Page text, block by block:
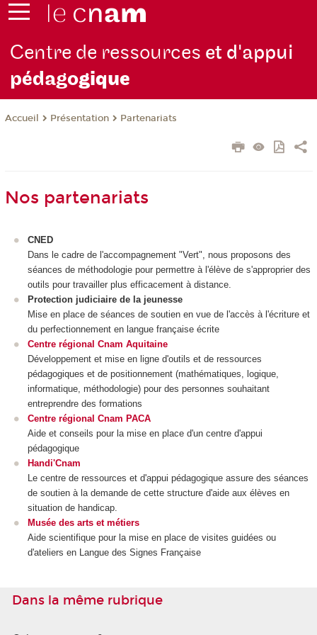
Centre de ressources et d'appui
pédagogique
Accueil Présentation Partenariats
Nos partenariats
CNED
Dans le cadre de l'accompagnement "Vert", nous proposons des
séances de méthodologie pour permettre à l'élève de s'approprier des
outils pour travailler plus efficacement à distance.
Protection judiciaire de la jeunesse
Mise en place de séances de soutien en vue de l'accès à l'écriture et
du perfectionnement en langue française écrite
Centre régional Cnam Aquitaine
Développement et mise en ligne d'outils et de ressources
pédagogiques et de positionnement (mathématiques, logique,
informatique, méthodologie) pour des personnes souhaitant
entreprendre des formations
Centre régional Cnam PACA
Aide et conseils pour la mise en place d'un centre d'appui
pédagogique
Handi'Cnam
Le centre de ressources et d'appui pédagogique assure des séances
de soutien à la demande de cette structure d'aide aux élèves en
situation de handicap.
Musée des arts et métiers
Aide scientifique pour la mise en place de visites guidées ou
d'ateliers en Langue des Signes Française
Dans la même rubrique